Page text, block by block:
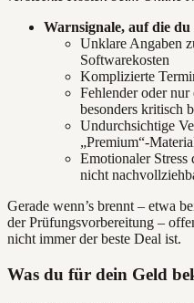
Warnsignale, auf die du
Unklare Angaben
Softwarekosten
Komplizierte
Fehlender oder
besonders kritisch
Undurchsichtige
„Premium“-
Emotionaler
nicht
Gerade wenn’s brennt – etwa
der Prüfungsvorbereitung –
nicht immer der beste Deal ist.
Was du für dein Geld